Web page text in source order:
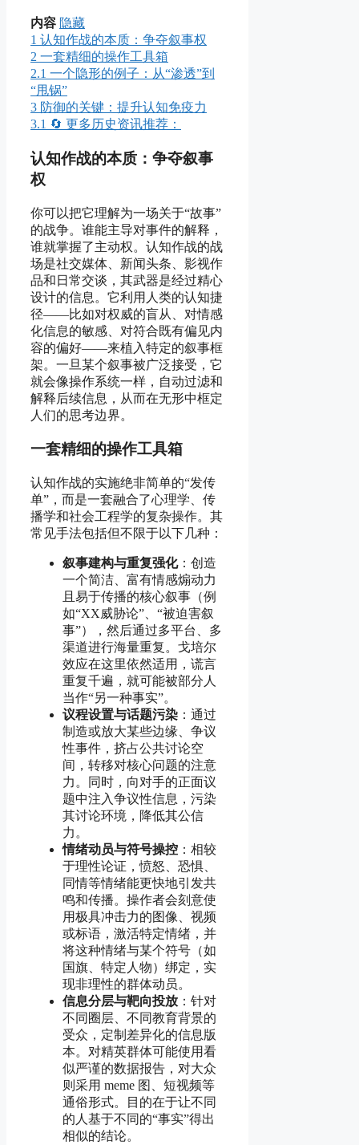
内容 隐藏
1 认知作战的本质：争夺叙事权
2 一套精细的操作工具箱
2.1 一个隐形的例子：从“渗透”到
“甩锅”
3 防御的关键：提升认知免疫力
3.1 🔄 更多历史资讯推荐：
认知作战的本质：争夺叙事
权
你可以把它理解为一场关于“故事”
的战争。谁能主导对事件的解释，
谁就掌握了主动权。认知作战的战
场是社交媒体、新闻头条、影视作
品和日常交谈，其武器是经过精心
设计的信息。它利用人类的认知捷
径——比如对权威的盲从、对情感
化信息的敏感、对符合既有偏见内
容的偏好——来植入特定的叙事框
架。一旦某个叙事被广泛接受，它
就会像操作系统一样，自动过滤和
解释后续信息，从而在无形中框定
人们的思考边界。
一套精细的操作工具箱
认知作战的实施绝非简单的“发传
单”，而是一套融合了心理学、传
播学和社会工程学的复杂操作。其
常见手法包括但不限于以下几种：
叙事建构与重复强化：创造
一个简洁、富有情感煽动力
且易于传播的核心叙事（例
如“XX威胁论”、“被迫害叙
事”），然后通过多平台、多
渠道进行海量重复。戈培尔
效应在这里依然适用，谎言
重复千遍，就可能被部分人
当作“另一种事实”。
议程设置与话题污染 ：通过
制造或放大某些边缘、争议
性事件，挤占公共讨论空
间，转移对核心问题的注意
力。同时，向对手的正面议
题中注入争议性信息，污染
其讨论环境，降低其公信
力。
情绪动员与符号操控 ：相较
于理性论证，愤怒、恐惧、
同情等情绪能更快地引发共
鸣和传播。操作者会刻意使
用极具冲击力的图像、视频
或标语，激活特定情绪，并
将这种情绪与某个符号（如
国旗、特定人物）绑定，实
现非理性的群体动员。
信息分层与靶向投放 ：针对
不同圈层、不同教育背景的
受众，定制差异化的信息版
本。对精英群体可能使用看
似严谨的数据报告，对大众
则采用 meme 图、短视频等
通俗形式。目的在于让不同
的人基于不同的“事实”得出
相似的结论。